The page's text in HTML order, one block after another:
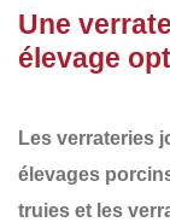
Une
élevage
Les verrateries
élevages
truies et les